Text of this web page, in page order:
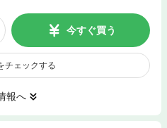
今すぐ買う
チェックする
報へ